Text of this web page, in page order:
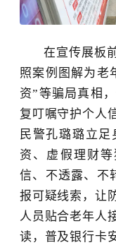
在宣传展板
照案例图解为老
资”等骗局真相
复叮嘱守护个人
民警孔璐璐立
资、虚假理财
信、不透露、不
报可疑线索，让
人员贴合老年人
读，普及银行卡